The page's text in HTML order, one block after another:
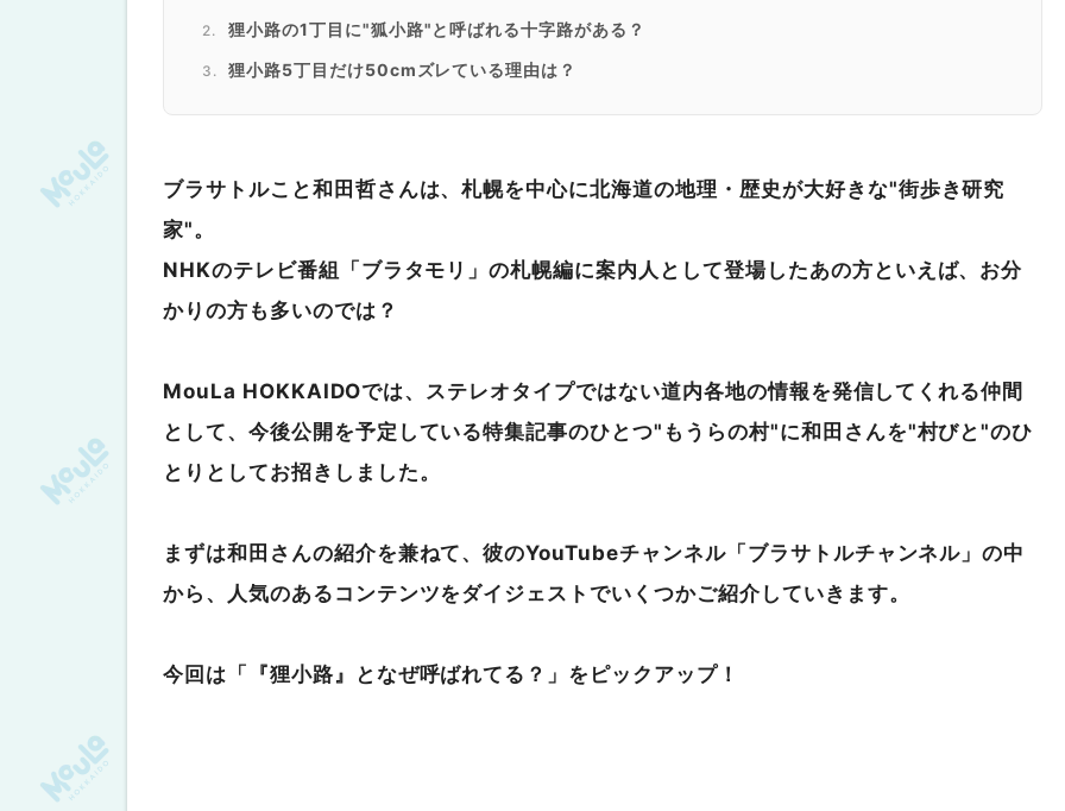
狸小路の1丁目に"狐小路"と呼ばれる十字路がある？
狸小路5丁目だけ50cmズレている理由は？
ブラサトルこと和田哲さんは、札幌を中心に北海道の地理・歴史が大好きな"街歩き研究
家"。
NHKのテレビ番組「ブラタモリ」の札幌編に案内人として登場したあの方といえば、お分
かりの方も多いのでは？
MouLa HOKKAIDOでは、ステレオタイプではない道内各地の情報を発信してくれる仲間
として、今後公開を予定している特集記事のひとつ"もうらの村"に和田さんを"村びと"のひ
とりとしてお招きしました。
まずは和田さんの紹介を兼ねて、彼のYouTubeチャンネル「ブラサトルチャンネル」の中
から、人気のあるコンテンツをダイジェストでいくつかご紹介していきます。
今回は「『狸小路』となぜ呼ばれてる？ 」をピックアップ！